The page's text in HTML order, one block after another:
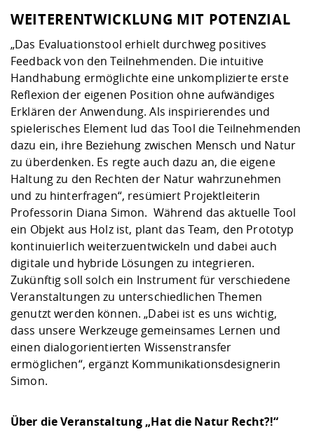
WEITERENTWICKLUNG MIT POTENZIAL
„Das Evaluationstool erhielt durchweg positives
Feedback von den Teilnehmenden. Die intuitive
Handhabung ermöglichte eine unkomplizierte erste
Reflexion der eigenen Position ohne aufwändiges
Erklären der Anwendung. Als inspirierendes und
spielerisches Element lud das Tool die Teilnehmenden
dazu ein, ihre Beziehung zwischen Mensch und Natur
zu überdenken. Es regte auch dazu an, die eigene
Haltung zu den Rechten der Natur wahrzunehmen
und zu hinterfragen“, resümiert Projektleiterin
Professorin Diana Simon. Während das aktuelle Tool
ein Objekt aus Holz ist, plant das Team, den Prototyp
kontinuierlich weiterzuentwickeln und dabei auch
digitale und hybride Lösungen zu integrieren.
Zukünftig soll solch ein Instrument für verschiedene
Veranstaltungen zu unterschiedlichen Themen
genutzt werden können. „Dabei ist es uns wichtig,
dass unsere Werkzeuge gemeinsames Lernen und
einen dialogorientierten Wissenstransfer
ermöglichen“, ergänzt Kommunikationsdesignerin
Simon.
Über die Veranstaltung „Hat die Natur Recht?!“